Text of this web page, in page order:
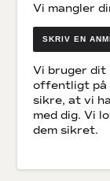
Vi mangler
SKRIV EN
Vi bruger dit
offentligt på
sikre, at vi
med dig. Vi
dem sikret.